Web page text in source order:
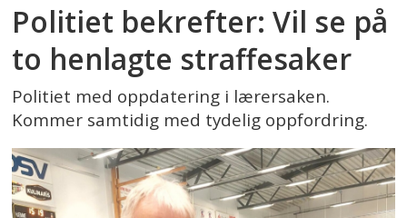
Politiet bekrefter: Vil se på
to henlagte straffesaker
Politiet med oppdatering i lærersaken.
Kommer samtidig med tydelig oppfordring.